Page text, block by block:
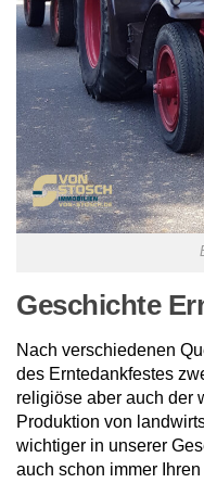
Geschichte
Nach verschiedenen
des Erntedankfestes
religiöse aber auch der
Produktion von
wichtiger in unserer
auch schon immer